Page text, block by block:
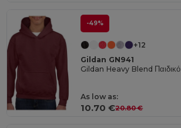
-49%
+12
Gildan GN941
As low as:
10.70 €20.80 €